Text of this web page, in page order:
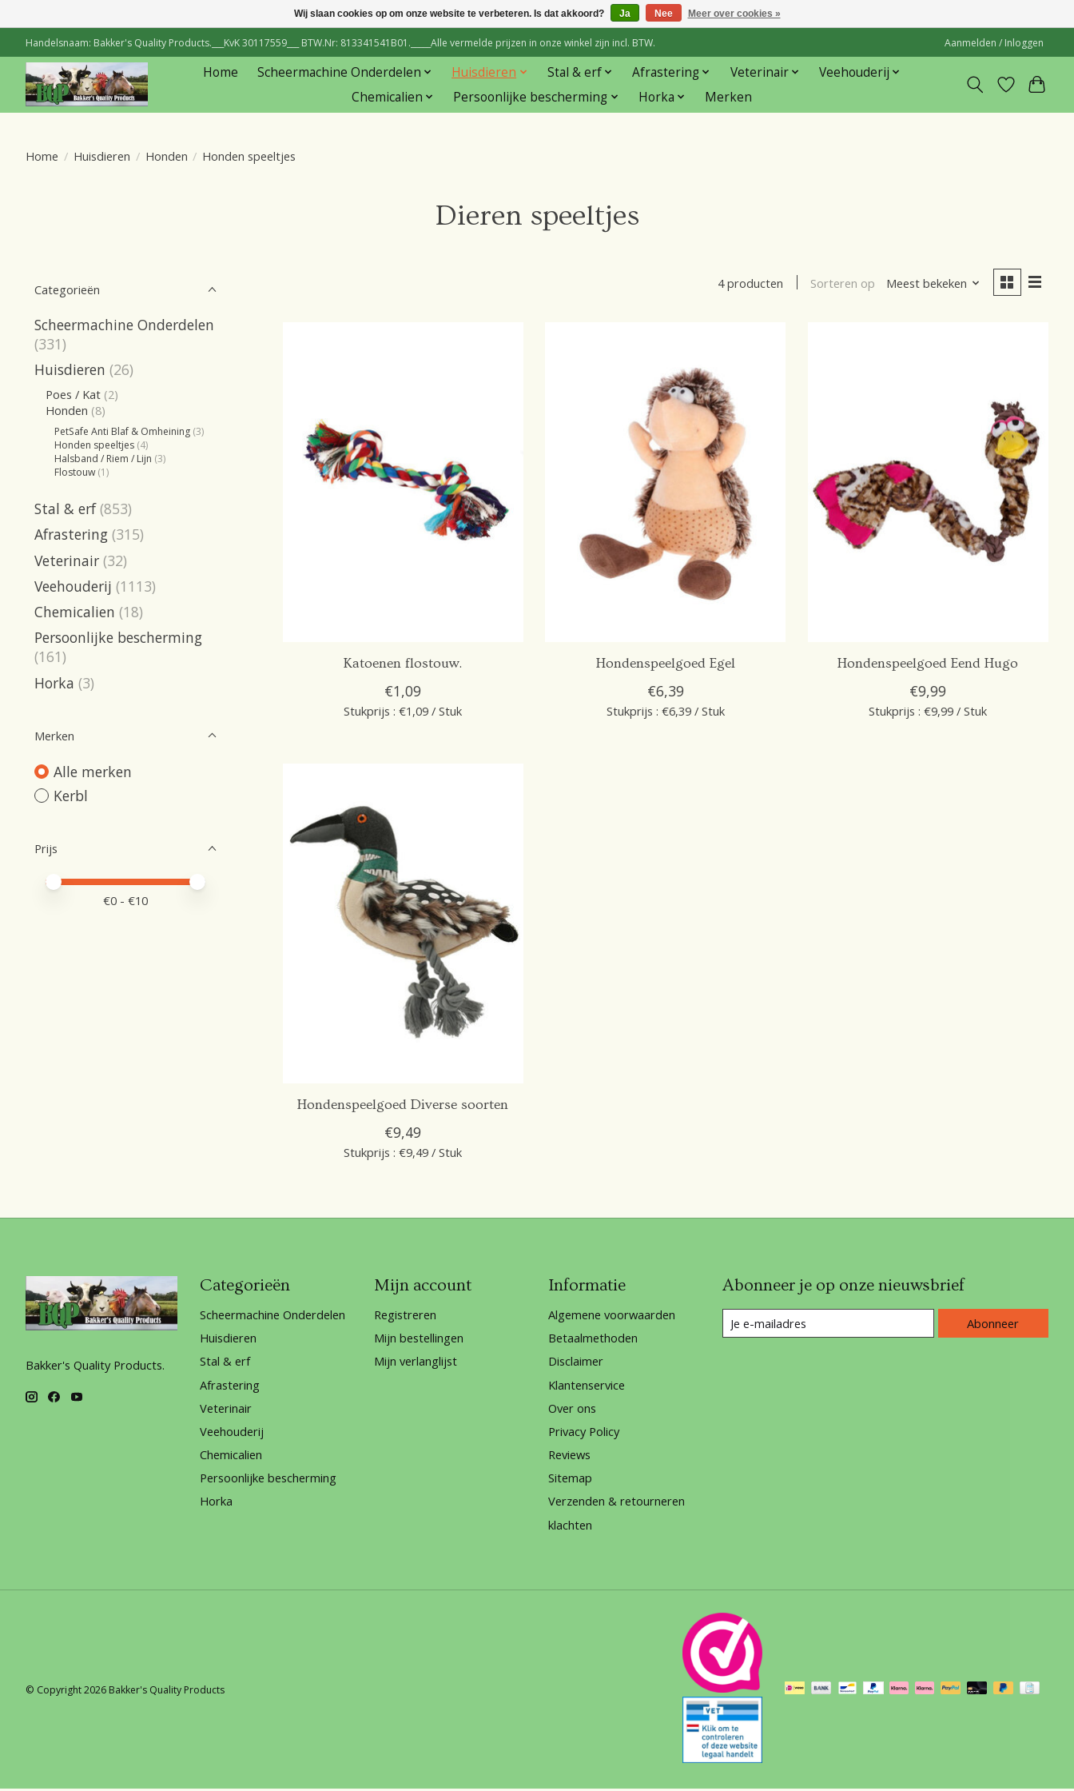
Handelsnaam: Bakker's Quality Products.___KvK 30117559___ BTW.Nr: 813341541B01._____Alle vermelde prijzen in onze winkel zijn incl. BTW. Aanmelden / Inloggen
Home Scheermachine Onderdelen Huisdieren Stal & erf Afrastering Veterinair
Veehouderij
Chemicalien
Persoonlijke bescherming Horka Merken
Home / Huisdieren / Honden / Honden speeltjes
Dieren speeltjes
Categorieën
Scheermachine Onderdelen
(331)
Huisdieren (26)
Poes / Kat (2)
Honden (8)
PetSafe Anti Blaf & Omheining (3)
Honden speeltjes (4)
Halsband / Riem / Lijn (3)
Flostouw (1)
Stal & erf (853)
Afrastering (315)
Veterinair (32)
Veehouderij (1113)
Chemicalien (18)
Persoonlijke bescherming
(161)
Horka (3)
Merken
Alle merken
Kerbl
Prijs
Minimale prijswaarde
Price maximum value
€0 - €10
4 producten Sorteren op Meest bekeken
Katoenen flostouw.
€1,09
Stukprijs : €1,09 / Stuk
Hondenspeelgoed Egel
€6,39
Stukprijs : €6,39 / Stuk
Hondenspeelgoed Eend Hugo
€9,99
Stukprijs : €9,99 / Stuk
Hondenspeelgoed Diverse soorten
€9,49
Stukprijs : €9,49 / Stuk
Bakker's Quality Products.
Categorieën
Scheermachine Onderdelen
Huisdieren
Stal & erf
Afrastering
Veterinair
Veehouderij
Chemicalien
Persoonlijke bescherming
Horka
Mijn account
Registreren
Mijn bestellingen
Mijn verlanglijst
Informatie
Algemene voorwaarden
Betaalmethoden
Disclaimer
Klantenservice
Over ons
Privacy Policy
Reviews
Sitemap
Verzenden & retourneren
klachten
Abonneer je op onze nieuwsbrief
Abonneer
© Copyright 2026 Bakker's Quality Products
Wij slaan cookies op om onze website te verbeteren. Is dat akkoord? Ja Nee Meer over cookies »